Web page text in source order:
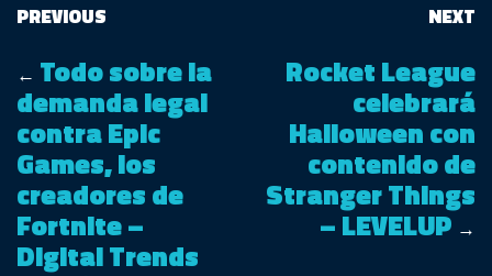
PREVIOUS
← Todo sobre la
demanda legal
contra Epic
Games, los
creadores de
Fortnite –
Digital Trends
NEXT
Rocket League
celebrará
Halloween con
contenido de
Stranger Things
– LEVELUP →